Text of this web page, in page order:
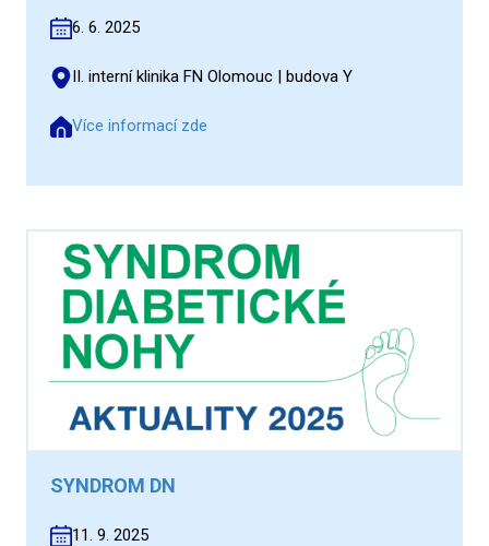
6. 6. 2025
II. interní klinika FN Olomouc | budova Y
Více informací zde
SYNDROM DN
11. 9. 2025